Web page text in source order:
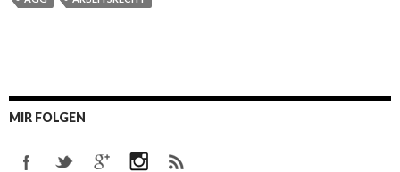
MIR FOLGEN